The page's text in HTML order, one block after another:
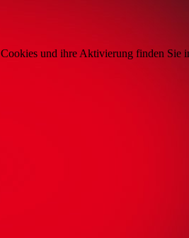
und ihre Aktivierung finden Sie